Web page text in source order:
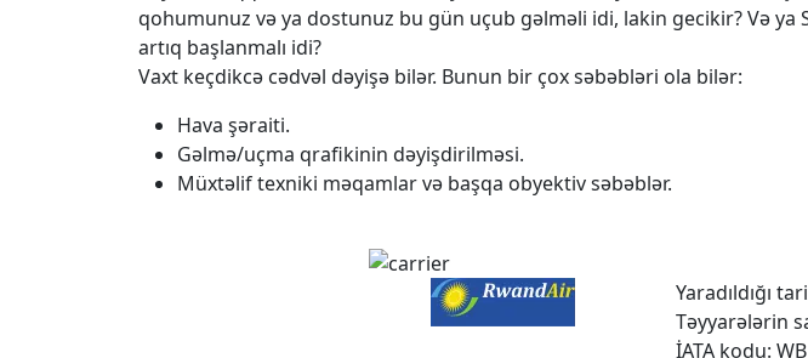
qohumunuz və ya dostunuz bu gün uçub gəlməli idi, lakin gecikir? Və ya
artıq başlanmalı idi?
Vaxt keçdikcə cədvəl dəyişə bilər. Bunun bir çox səbəbləri ola bilər:
Hava şəraiti.
Gəlmə/uçma qrafikinin dəyişdirilməsi.
Müxtəlif texniki məqamlar və başqa obyektiv səbəblər.
Yaradıldığı
Təyyarələrin
İATA kodu: WB